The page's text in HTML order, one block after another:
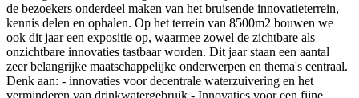
de bezoekers onderdeel maken van het bruisende innovatieterrein,
kennis delen en ophalen. Op het terrein van 8500m2 bouwen we
ook dit jaar een expositie op, waarmee zowel de zichtbare als
onzichtbare innovaties tastbaar worden. Dit jaar staan een aantal
zeer belangrijke maatschappelijke onderwerpen en thema's centraal.
Denk aan: - innovaties voor decentrale waterzuivering en het
verminderen van drinkwatergebruik - Innovaties voor een fijne